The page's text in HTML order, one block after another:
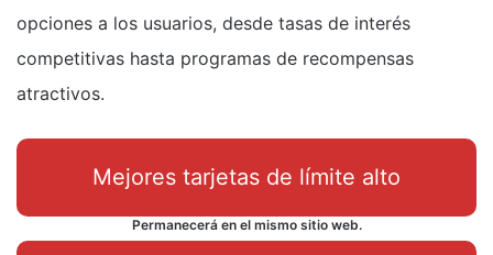
opciones a los usuarios, desde tasas de interés
competitivas hasta programas de recompensas
atractivos.
Mejores tarjetas de límite alto
Permanecerá en el mismo sitio web.